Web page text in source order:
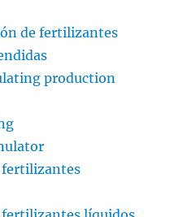
de fertilizantes
production
fertilizantes